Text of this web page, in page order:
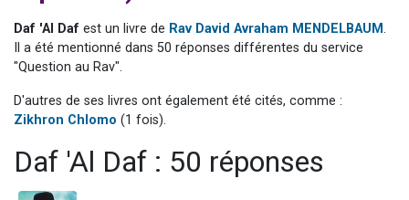
Il reste 49 places pour étudier en groupe sur Zoom
6 personnes viennent de faire un don pour 5 enfants déjà orphelins risquent de perdre leur maman
Daf 'Al Daf est un livre de Rav David Avraham MENDELBAUM.
Il a été mentionné dans 50 réponses différentes du service
"Question au Rav".
D'autres de ses livres ont également été cités, comme :
Zikhron Chlomo (1 fois).
Daf 'Al Daf : 50 réponses